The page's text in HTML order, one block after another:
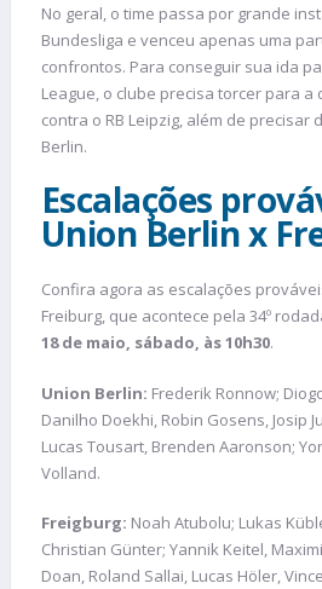
No geral, o time passa por grande
Bundesliga e venceu apenas uma
confrontos. Para conseguir sua ida
League, o clube precisa torcer para
contra o RB Leipzig, além de precisar
Berlin.
Escalações
Union Berlin x
Confira agora as escalações
Freiburg, que acontece pela 34º
18 de maio, sábado, às 10h30.
Union Berlin: Frederik Ronnow;
Danilho Doekhi, Robin Gosens, Josip
Lucas Tousart, Brenden Aaronson;
Volland.
Freigburg: Noah Atubolu; Lukas
Christian Günter; Yannik Keitel,
Doan, Roland Sallai, Lucas Höler,